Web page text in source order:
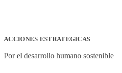
ACCIONES ESTRATEGICAS
Por el desarrollo humano sostenible